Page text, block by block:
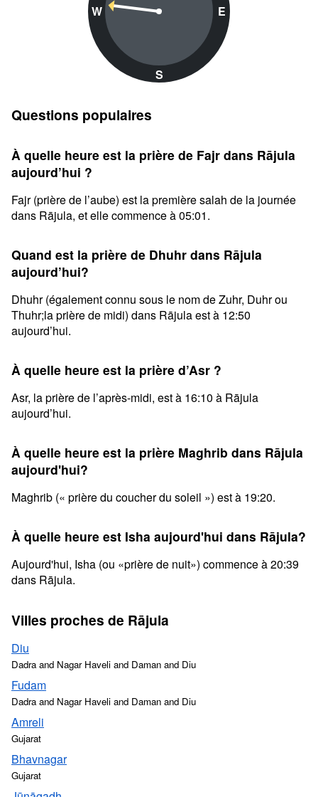
W
S
E
Questions populaires
À quelle heure est la prière de Fajr dans Rājula
aujourd’hui ?
Fajr (prière de l’aube) est la première salah de la journée
dans Rājula, et elle commence à 05:01.
Quand est la prière de Dhuhr dans Rājula
aujourd’hui?
Dhuhr (également connu sous le nom de Zuhr, Duhr ou
Thuhr;la prière de midi) dans Rājula est à 12:50
aujourd’hui.
À quelle heure est la prière d’Asr ?
Asr, la prière de l’après-midi, est à 16:10 à Rājula
aujourd’hui.
À quelle heure est la prière Maghrib dans Rājula
aujourd'hui?
Maghrib (« prière du coucher du soleil ») est à 19:20.
À quelle heure est Isha aujourd'hui dans Rājula?
Aujourd'hui, Isha (ou «prière de nuit») commence à 20:39
dans Rājula.
Villes proches de Rājula
Diu
Dadra and Nagar Haveli and Daman and Diu
Fudam
Dadra and Nagar Haveli and Daman and Diu
Amreli
Gujarat
Bhavnagar
Gujarat